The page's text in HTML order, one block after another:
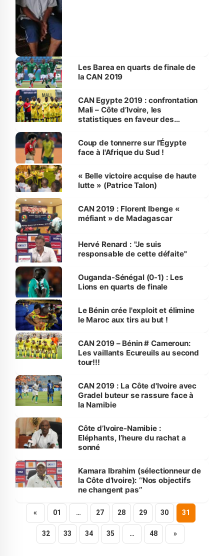
Les Barea en quarts de finale de
la CAN 2019
CAN Egypte 2019 : confrontation
Mali – Côte d’Ivoire, les
statistiques en faveur des
Coup de tonnerre sur l'Égypte
face à l'Afrique du Sud !
« Belle victoire acquise de haute
lutte » (Patrice Talon)
CAN 2019 : Florent Ibenge «
méfiant » de Madagascar
Hervé Renard : "Je suis
responsable de cette défaite"
Ouganda-Sénégal (0-1) : Les
Lions en quarts de finale
Le Bénin crée l'exploit et élimine
le Maroc aux tirs au but !
CAN 2019 – Bénin # Cameroun:
Les vaillants Ecureuils au second
tour!!!
CAN 2019 : La Côte d'Ivoire avec
Gradel buteur se rassure face à
la Namibie
Côte d’Ivoire-Namibie :
Eléphants, l’heure du rachat a
sonné
Kamara Ibrahim (sélectionneur de
la Côte d’Ivoire): ‘’Nos objectifs
ne changent pas’’
« 01 … 27 28 29 30 31
32 33 34 35 … 48 »